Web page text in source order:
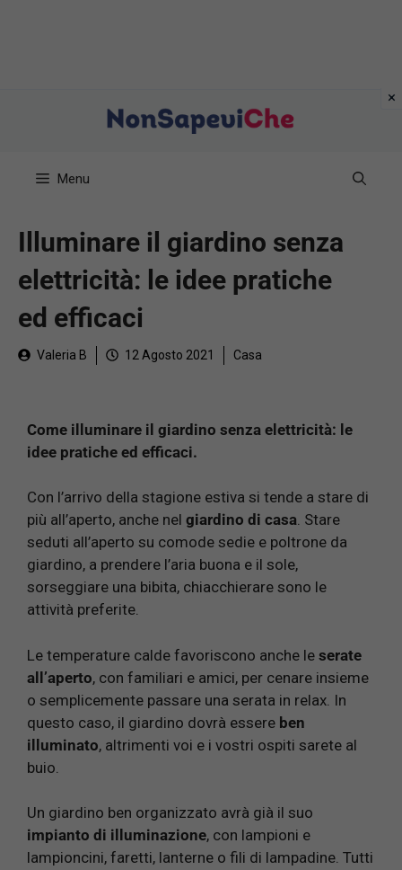
Menu
Illuminare il giardino senza
elettricità: le idee pratiche
ed efficaci
Valeria B 12 Agosto 2021 Casa
Come illuminare il giardino senza elettricità: le
idee pratiche ed efficaci.
Con l’arrivo della stagione estiva si tende a stare di
più all’aperto, anche nel giardino di casa. Stare
seduti all’aperto su comode sedie e poltrone da
giardino, a prendere l’aria buona e il sole,
sorseggiare una bibita, chiacchierare sono le
attività preferite.
Le temperature calde favoriscono anche le serate
all’aperto, con familiari e amici, per cenare insieme
o semplicemente passare una serata in relax. In
questo caso, il giardino dovrà essere ben
illuminato, altrimenti voi e i vostri ospiti sarete al
buio.
Un giardino ben organizzato avrà già il suo
impianto di illuminazione, con lampioni e
lampioncini, faretti, lanterne o fili di lampadine. Tutti